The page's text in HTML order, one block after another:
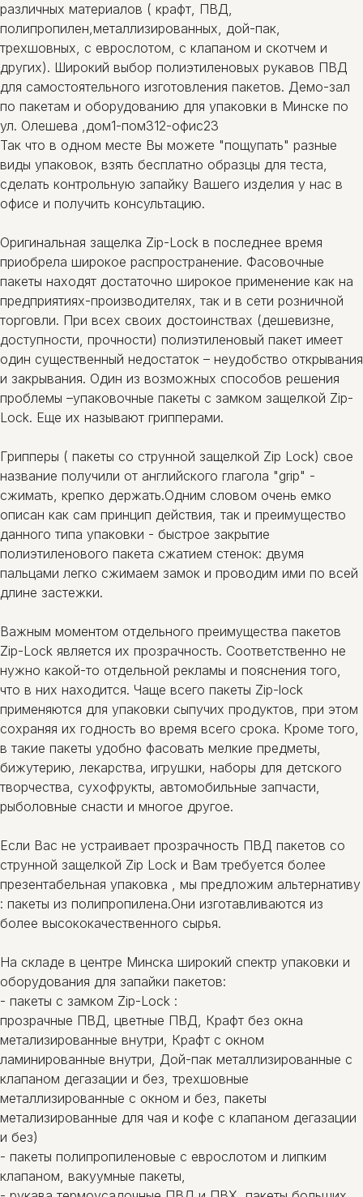
различных материалов ( крафт, ПВД,
полипропилен,металлизированных, дой-пак,
трехшовных, с еврослотом, с клапаном и скотчем и
других). Широкий выбор полиэтиленовых рукавов ПВД
для самостоятельного изготовления пакетов. Демо-зал
по пакетам и оборудованию для упаковки в Минске по
ул. Олешева ,дом1-пом312-офис23
Так что в одном месте Вы можете "пощупать" разные
виды упаковок, взять бесплатно образцы для теста,
сделать контрольную запайку Вашего изделия у нас в
офисе и получить консультацию.
Оригинальная защелка Zip-Lock в последнее время
приобрела широкое распространение. Фасовочные
пакеты находят достаточно широкое применение как на
предприятиях-производителях, так и в сети розничной
торговли. При всех своих достоинствах (дешевизне,
доступности, прочности) полиэтиленовый пакет имеет
один существенный недостаток – неудобство открывания
и закрывания. Один из возможных способов решения
проблемы –упаковочные пакеты с замком защелкой Zip-
Lock. Еще их называют грипперами.
Грипперы ( пакеты со струнной защелкой Zip Lock) свое
название получили от английского глагола "grip" -
сжимать, крепко держать.Одним словом очень емко
описан как сам принцип действия, так и преимущество
данного типа упаковки - быстрое закрытие
полиэтиленового пакета сжатием стенок: двумя
пальцами легко сжимаем замок и проводим ими по всей
длине застежки.
Важным моментом отдельного преимущества пакетов
Zip-Lock является их прозрачность. Соответственно не
нужно какой-то отдельной рекламы и пояснения того,
что в них находится. Чаще всего пакеты Zip-lock
применяются для упаковки сыпучих продуктов, при этом
сохраняя их годность во время всего срока. Кроме того,
в такие пакеты удобно фасовать мелкие предметы,
бижутерию, лекарства, игрушки, наборы для детского
творчества, сухофрукты, автомобильные запчасти,
рыболовные снасти и многое другое.
Если Вас не устраивает прозрачность ПВД пакетов со
струнной защелкой Zip Lock и Вам требуется более
презентабельная упаковка , мы предложим альтернативу
: пакеты из полипропилена.Они изготавливаются из
более высококачественного сырья.
На складе в центре Минска широкий спектр упаковки и
оборудования для запайки пакетов:
- пакеты c замком Zip-Lock :
прозрачные ПВД, цветные ПВД, Крафт без окна
метализированные внутри, Крафт с окном
ламинированные внутри, Дой-пак металлизированные с
клапаном дегазации и без, трехшовные
металлизированные с окном и без, пакеты
метализированные для чая и кофе с клапаном дегазации
и без)
- пакеты полипропиленовые с еврослотом и липким
клапаном, вакуумные пакеты,